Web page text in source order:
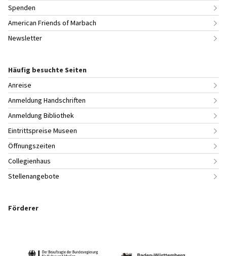
Spenden
American Friends of Marbach
Newsletter
Häufig besuchte Seiten
Anreise
Anmeldung Handschriften
Anmeldung Bibliothek
Eintrittspreise Museen
Öffnungszeiten
Collegienhaus
Stellenangebote
Förderer